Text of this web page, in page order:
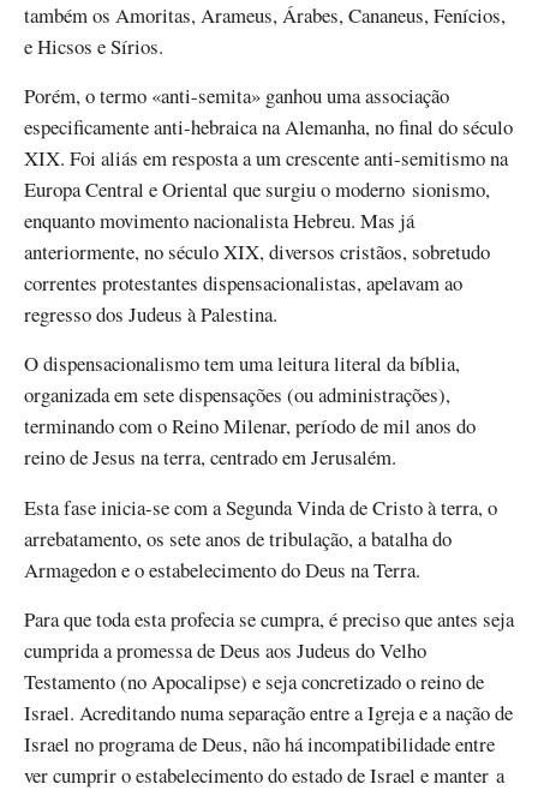
também os Amoritas, Arameus, Árabes, Cananeus, Fenícios,
e Hicsos e Sírios.
Porém, o termo «anti-semita» ganhou uma associação
especificamente anti-hebraica na Alemanha, no final do século
XIX. Foi aliás em resposta a um crescente anti-semitismo na
Europa Central e Oriental que surgiu o moderno sionismo,
enquanto movimento nacionalista Hebreu. Mas já
anteriormente, no século XIX, diversos cristãos, sobretudo
correntes protestantes dispensacionalistas, apelavam ao
regresso dos Judeus à Palestina.
O dispensacionalismo tem uma leitura literal da bíblia,
organizada em sete dispensações (ou administrações),
terminando com o Reino Milenar, período de mil anos do
reino de Jesus na terra, centrado em Jerusalém.
Esta fase inicia-se com a Segunda Vinda de Cristo à terra, o
arrebatamento, os sete anos de tribulação, a batalha do
Armagedon e o estabelecimento do Deus na Terra.
Para que toda esta profecia se cumpra, é preciso que antes seja
cumprida a promessa de Deus aos Judeus do Velho
Testamento (no Apocalipse) e seja concretizado o reino de
Israel. Acreditando numa separação entre a Igreja e a nação de
Israel no programa de Deus, não há incompatibilidade entre
ver cumprir o estabelecimento do estado de Israel e manter a